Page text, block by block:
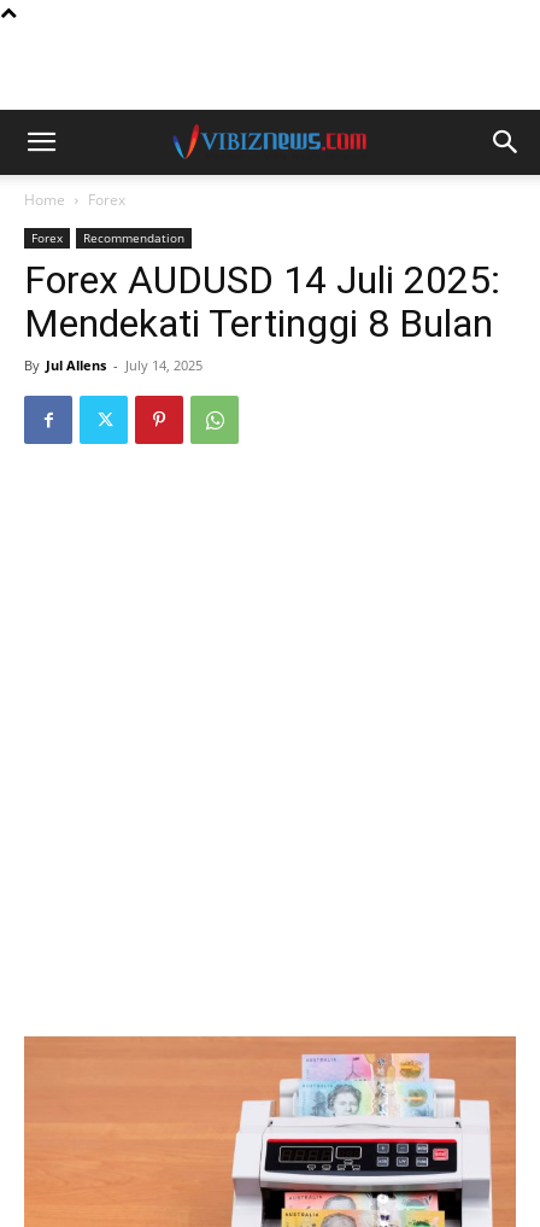
Home Forex
Forex Recommendation
Forex AUDUSD 14 Juli 2025:
Mendekati Tertinggi 8 Bulan
By Jul Allens - July 14, 2025